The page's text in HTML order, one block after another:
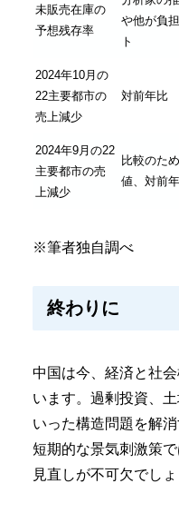
未販売在庫の
予想残存率
や他が負
ト
2024年10月の
22主要都市の
売上減少
対前年比
2024年9月の22
主要都市の売
上減少
比較のた
値、対前
※筆者独自調べ
終わりに
中国は今、経済と社
います。過剰投資、
いった構造問題を解
短期的な景気刺激策
見直しが不可欠でしょ